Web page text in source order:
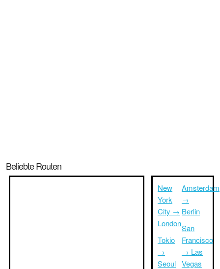
Beliebte Routen
New
York
City →
London
Tokio
→
Seoul
Amsterdam
→
Berlin
San
Francisco
→ Las
Vegas